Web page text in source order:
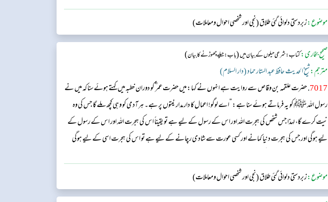
موضوع:زبردستی دلوائی گئی طلاق (نجی اور شخصی احوال ومعاملات)
صحیح بخاری:کتاب: شرعی حیلوں کے بیان میں(باب : حیلے چھوڑنے کا بیان)
مترجم:شیخ الحدیث حافظ عبد الستار حماد (دار السلام)
7017 . حضرت علقمہ بن وقاص سے روایت ہے انہوں نے کہا: میں حضرت عمر ؓ کو دوران خطبہ میں کہتے ہوئے سنا کہ میں نے
رسول اللہ ﷺ کو یہ فرماتے ہوئے سنا ہے: ”اے لوگو! اعمال کا دار مدار نیتوں پر ہے۔ ہر آدمی کو وہی کچھ ملے گا جس کی وہ
نیت کرے گا، لہذا جس شخص کی ہجرت اللہ اور اس کے رسول کے لیے ہے تو یقیناً اس کی ہجرت اللہ اور اس کے رسول کے
لیے ہوگی اور جس کی ہجرت دنیا کمانے اور کسی عورت سے شادی رچانے کے لیے ہے تو اس کی ہجرت اسی کے لیے ہوگی
موضوع:زبردستی دلوائی گئی طلاق (نجی اور شخصی احوال ومعاملات)